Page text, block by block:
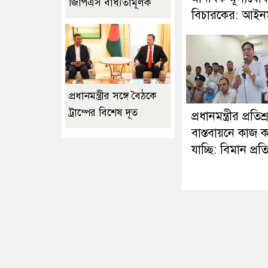
বিচারকের:
প্রধানমন্ত্রীর
বাস্তবায়নে কাজ
যাচ্ছি: বিমান
জিপিএস বাধ্যতামূলক
প্রধানমন্ত্রীর সঙ্গে বৈঠকে
ট্রাম্পের বিশেষ দূত